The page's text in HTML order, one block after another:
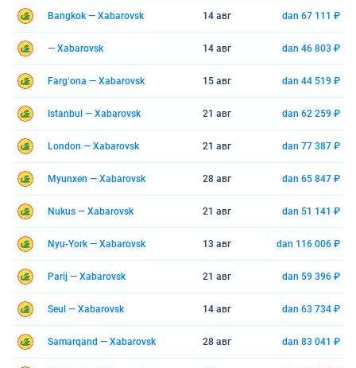
Bangkok — Xabarovsk 14 авг dan 67 111 ₽
— Xabarovsk 14 авг dan 46 803 ₽
Fargʻona — Xabarovsk 15 авг dan 44 519 ₽
Istanbul — Xabarovsk 21 авг dan 62 259 ₽
London — Xabarovsk 21 авг dan 77 387 ₽
Myunxen — Xabarovsk 28 авг dan 65 847 ₽
Nukus — Xabarovsk 21 авг dan 51 141 ₽
Nyu-York — Xabarovsk 13 авг dan 116 006 ₽
Parij — Xabarovsk 21 авг dan 59 396 ₽
Seul — Xabarovsk 14 авг dan 63 734 ₽
Samarqand — Xabarovsk 28 авг dan 83 041 ₽